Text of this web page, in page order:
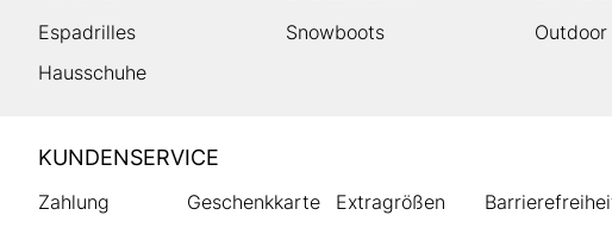
Espadrilles
Snowboots
Outdoor
Hausschuhe
HUMANIC
Footer
KUNDENSERVICE
Zahlung
Geschenkkarte
Extragrößen